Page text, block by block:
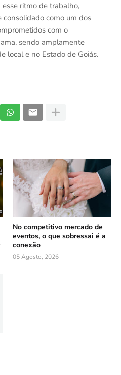
ritmo de trabalho,
como um dos
com o
sendo amplamente
local e no Estado de Goiás.
No competitivo mercado de
eventos, o que sobressai é a
conexão
05 Agosto, 2026